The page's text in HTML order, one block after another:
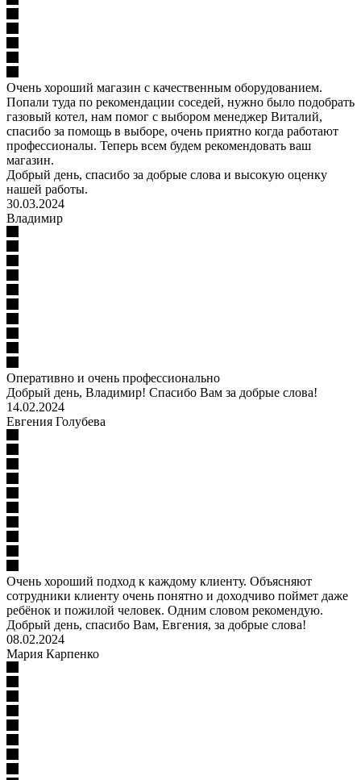
Очень хороший магазин с качественным оборудованием.
Попали туда по рекомендации соседей, нужно было подобрать
газовый котел, нам помог с выбором менеджер Виталий,
спасибо за помощь в выборе, очень приятно когда работают
профессионалы. Теперь всем будем рекомендовать ваш
магазин.
Добрый день, спасибо за добрые слова и высокую оценку
нашей работы.
30.03.2024
Владимир
Оперативно и очень профессионально
Добрый день, Владимир! Спасибо Вам за добрые слова!
14.02.2024
Евгения Голубева
Очень хороший подход к каждому клиенту. Объясняют
сотрудники клиенту очень понятно и доходчиво поймет даже
ребёнок и пожилой человек. Одним словом рекомендую.
Добрый день, спасибо Вам, Евгения, за добрые слова!
08.02.2024
Мария Карпенко